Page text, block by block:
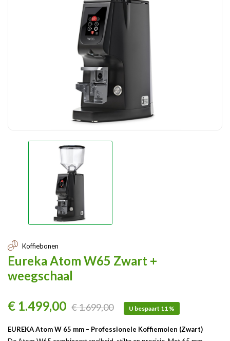
Koffiebonen
Eureka Atom W65 Zwart +
weegschaal
€ 1.499,00 € 1.699,00 U bespaart 11 %
EUREKA Atom W 65 mm – Professionele Koffiemolen (Zwart)